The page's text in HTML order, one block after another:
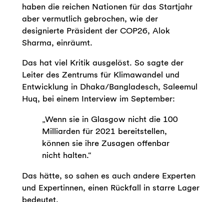
haben die reichen Nationen für das Startjahr
aber vermutlich gebrochen, wie der
designierte Präsident der COP26, Alok
Sharma, einräumt.
Das hat viel Kritik ausgelöst. So sagte der
Leiter des Zentrums für Klimawandel und
Entwicklung in Dhaka/Bangladesch, Saleemul
Huq, bei einem Interview im September:
„Wenn sie in Glasgow nicht die 100
Milliarden für 2021 bereitstellen,
können sie ihre Zusagen offenbar
nicht halten.“
Das hätte, so sahen es auch andere Experten
und Expertinnen, einen Rückfall in starre Lager
bedeutet.